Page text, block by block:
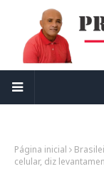
Página inicial
celular, diz